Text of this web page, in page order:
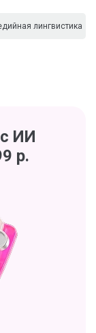
лингвистика
ИИ
р.